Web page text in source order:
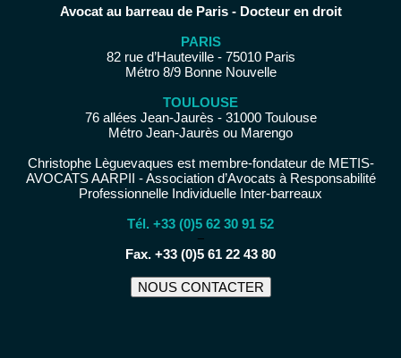
Avocat au barreau de Paris - Docteur en droit
PARIS
82 rue d’Hauteville - 75010 Paris
Métro 8/9 Bonne Nouvelle
TOULOUSE
76 allées Jean-Jaurès - 31000 Toulouse
Métro Jean-Jaurès ou Marengo
Christophe Lèguevaques est membre-fondateur de METIS-
AVOCATS AARPII - Association d’Avocats à Responsabilité
Professionnelle Individuelle Inter-barreaux
Tél. +33 (0)5 62 30 91 52
−
Fax. +33 (0)5 61 22 43 80
NOUS CONTACTER